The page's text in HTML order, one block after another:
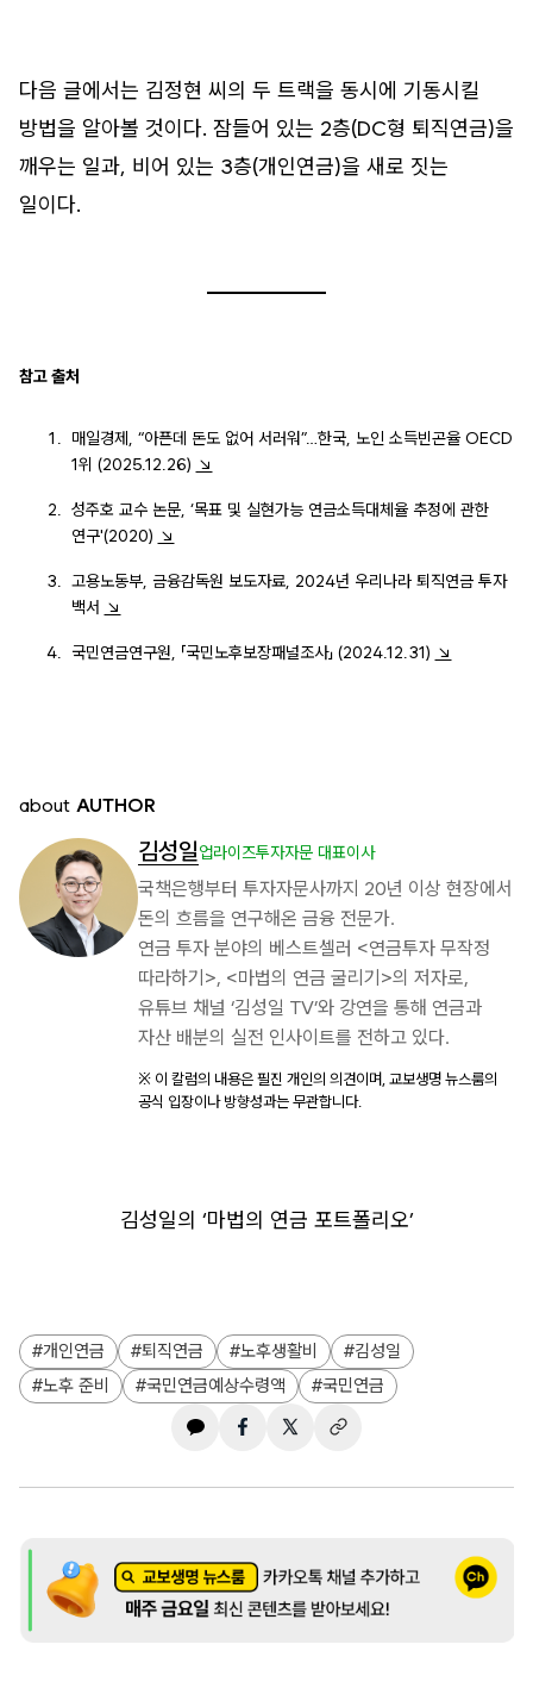
다음 글에서는 김정현 씨의 두 트랙을 동시에 기동시킬
방법을 알아볼 것이다. 잠들어 있는 2층(DC형 퇴직연금)을
깨우는 일과, 비어 있는 3층(개인연금)을 새로 짓는
일이다.
참고 출처
매일경제, “아픈데 돈도 없어 서러워”…한국, 노인 소득빈곤율 OECD
1위 (2025.12.26) ↘
성주호 교수 논문, ‘목표 및 실현가능 연금소득대체율 추정에 관한
연구'(2020) ↘
고용노동부, 금융감독원 보도자료, 2024년 우리나라 퇴직연금 투자
백서 ↘
국민연금연구원, 「국민노후보장패널조사」 (2024.12.31) ↘
about AUTHOR
김성일업라이즈투자자문 대표이사
국책은행부터 투자자문사까지 20년 이상 현장에서
돈의 흐름을 연구해온 금융 전문가.
연금 투자 분야의 베스트셀러 <연금투자 무작정
따라하기>, <마법의 연금 굴리기>의 저자로,
유튜브 채널 ‘김성일 TV’와 강연을 통해 연금과
자산 배분의 실전 인사이트를 전하고 있다.
※ 이 칼럼의 내용은 필진 개인의 의견이며, 교보생명 뉴스룸의
공식 입장이나 방향성과는 무관합니다.
김성일의 ‘마법의 연금 포트폴리오’
개인연금 퇴직연금 노후생활비
김성일
노후 준비
국민연금예상수령액 국민연금